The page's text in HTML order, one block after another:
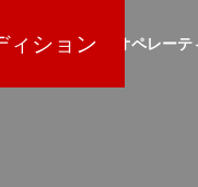
ィション
ー 寄付 オペレー